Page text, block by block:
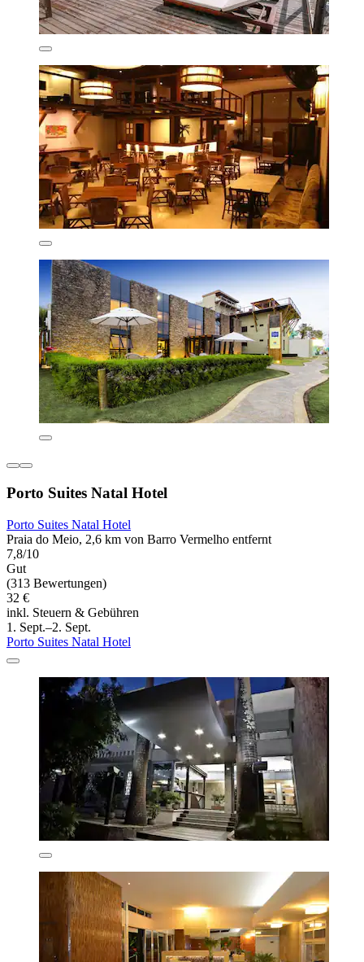
Porto Suites Natal Hotel
Porto Suites Natal Hotel
Praia do Meio, 2,6 km von Barro Vermelho entfernt
7,8/10
Gut
(313 Bewertungen)
32 €
inkl. Steuern & Gebühren
1. Sept.–2. Sept.
Porto Suites Natal Hotel